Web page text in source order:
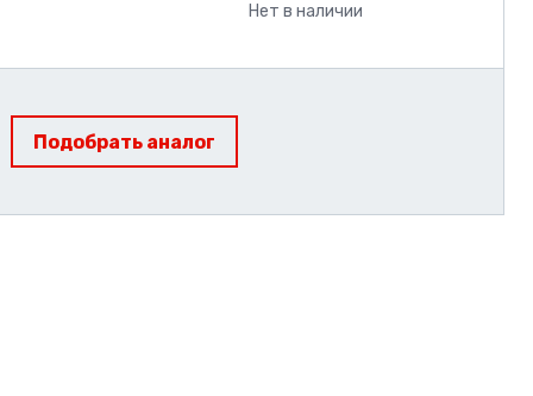
Нет в наличии
Подобрать аналог